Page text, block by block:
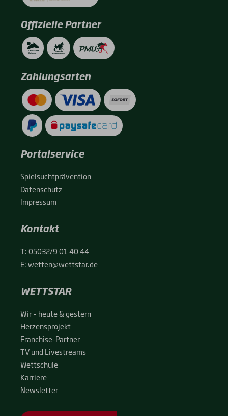
Offizielle Partner
Zahlungsarten
Portalservice
Spiel­sucht­prä­ven­ti­on
Daten­schutz
Impres­sum
Kontakt
T:05032/9 01 40 44
E:wetten@wettstar.de
WETTSTAR
Wir – heu­te & ges­tern
Her­zens­pro­jekt
Fran­chise-Par­t­­ner
TV und Live­streams
Wett­schu­le
Kar­rie­re
News­let­ter